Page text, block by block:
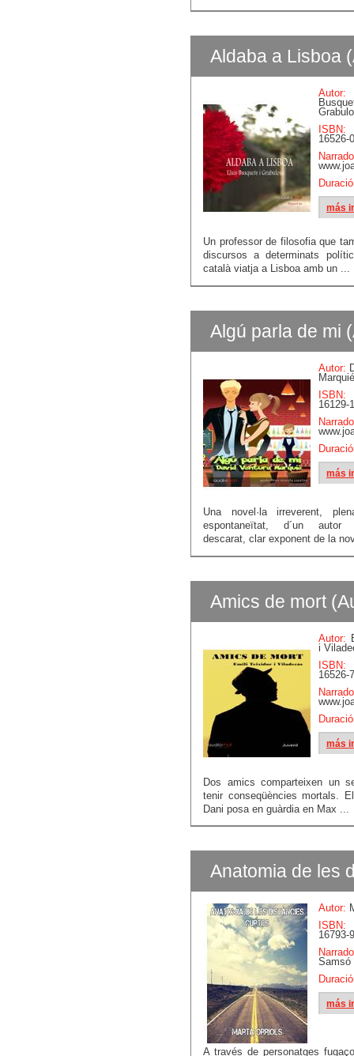
Aldaba a Lisboa
Autor:
ISBN:
16526-
más
Un professor de filosofia que
discursos a determinats
català viatja a Lisboa amb un ...
Algú parla de mi
Autor:
Marquié
ISBN:
16129-
más
Una novel·la irreverent,
espontaneïtat, d´un autor
descarat, clar exponent de la
Amics de mort
Autor:
i
ISBN:
16526-
más
Dos amics comparteixen un
tenir conseqüències mortals.
Dani posa en guàrdia en Max ...
Anatomia de les
Autor:
ISBN:
16793-
Samsó
más
A través de personatges